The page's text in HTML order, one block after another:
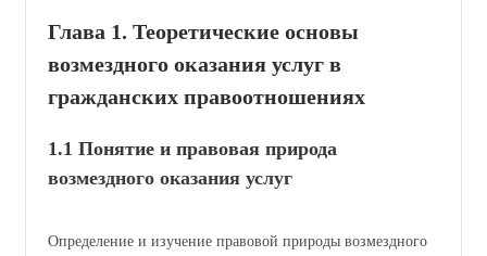
Глава 1. Теоретические основы
возмездного оказания услуг в
гражданских правоотношениях
1.1 Понятие и правовая природа
возмездного оказания услуг
Определение и изучение правовой природы возмездного